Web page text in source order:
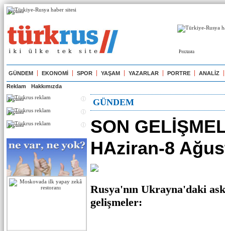
Реклама
Реклама
GÜNDEM EKONOMİ SPOR YAŞAM YAZARLAR PORTRE ANALİZ
Reklam Hakkımızda
Реклама
Реклама
Реклама
GÜNDEM
SON
HAziran-8
Rusya'nın Ukrayna'daki
gelişmeler: